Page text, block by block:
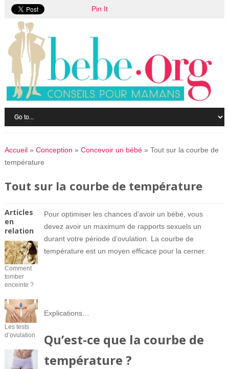
Accueil» Conception » Concevoir un bébé» Tout sur la courbe de
température
Tout sur la courbe de température
Pour optimiser les chances d’avoir un bébé, vous
devez avoir un maximum de rapports sexuels un
durant votre période d’ovulation. La courbe de
température est un moyen efficace pour la cerner.
Explications…
Qu’est-ce que la courbe de
température ?
Articles
en
relation
Comment
tomber
enceinte ?
Les tests
d’ovulation
Pin It